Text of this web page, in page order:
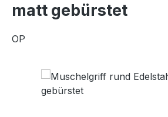
matt gebürstet
OP